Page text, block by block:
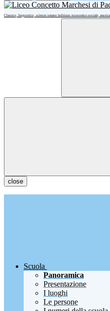
Classico, linguistico, scienze umane indirizzo economico-sociale,
close
Scuola
Panoramica
Presentazione
I luoghi
Le persone